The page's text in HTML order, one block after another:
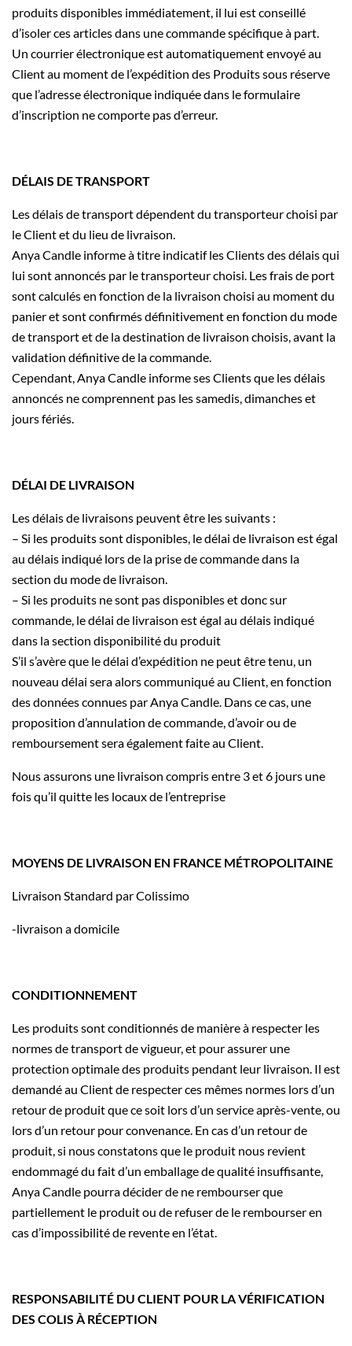
produits disponibles immédiatement, il lui est conseillé
d’isoler ces articles dans une commande spécifique à part.
Un courrier électronique est automatiquement envoyé au
Client au moment de l’expédition des Produits sous réserve
que l’adresse électronique indiquée dans le formulaire
d’inscription ne comporte pas d’erreur.
DÉLAIS DE TRANSPORT
Les délais de transport dépendent du transporteur choisi par
le Client et du lieu de livraison.
Anya Candle informe à titre indicatif les Clients des délais qui
lui sont annoncés par le transporteur choisi. Les frais de port
sont calculés en fonction de la livraison choisi au moment du
panier et sont confirmés définitivement en fonction du mode
de transport et de la destination de livraison choisis, avant la
validation définitive de la commande.
Cependant, Anya Candle informe ses Clients que les délais
annoncés ne comprennent pas les samedis, dimanches et
jours fériés.
DÉLAI DE LIVRAISON
Les délais de livraisons peuvent être les suivants :
– Si les produits sont disponibles, le délai de livraison est égal
au délais indiqué lors de la prise de commande dans la
section du mode de livraison.
– Si les produits ne sont pas disponibles et donc sur
commande, le délai de livraison est égal au délais indiqué
dans la section disponibilité du produit
S’il s’avère que le délai d’expédition ne peut être tenu, un
nouveau délai sera alors communiqué au Client, en fonction
des données connues par Anya Candle. Dans ce cas, une
proposition d’annulation de commande, d’avoir ou de
remboursement sera également faite au Client.
Nous assurons une livraison compris entre 3 et 6 jours une
fois qu’il quitte les locaux de l’entreprise
MOYENS DE LIVRAISON EN FRANCE MÉTROPOLITAINE
Livraison Standard par Colissimo
-livraison a domicile
CONDITIONNEMENT
Les produits sont conditionnés de manière à respecter les
normes de transport de vigueur, et pour assurer une
protection optimale des produits pendant leur livraison. Il est
demandé au Client de respecter ces mêmes normes lors d’un
retour de produit que ce soit lors d’un service après-vente, ou
lors d’un retour pour convenance. En cas d’un retour de
produit, si nous constatons que le produit nous revient
endommagé du fait d’un emballage de qualité insuffisante,
Anya Candle pourra décider de ne rembourser que
partiellement le produit ou de refuser de le rembourser en
cas d’impossibilité de revente en l’état.
RESPONSABILITÉ DU CLIENT POUR LA VÉRIFICATION
DES COLIS À RÉCEPTION